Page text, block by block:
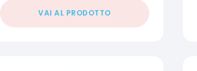
VAI AL PRODOTTO